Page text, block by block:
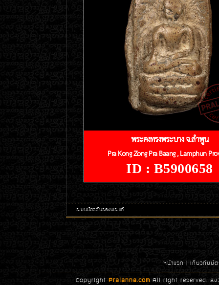
พระคงทรงพระบาง จ.ลำพูน
Pra Kong Zong Pra Baang , Lamphun
ID : B5900658
ระบบบัตรรับรองพระแท้
หน้าแรก เกี่ยวกับบั
Copyright Pralanna.comAll right reserved. สง